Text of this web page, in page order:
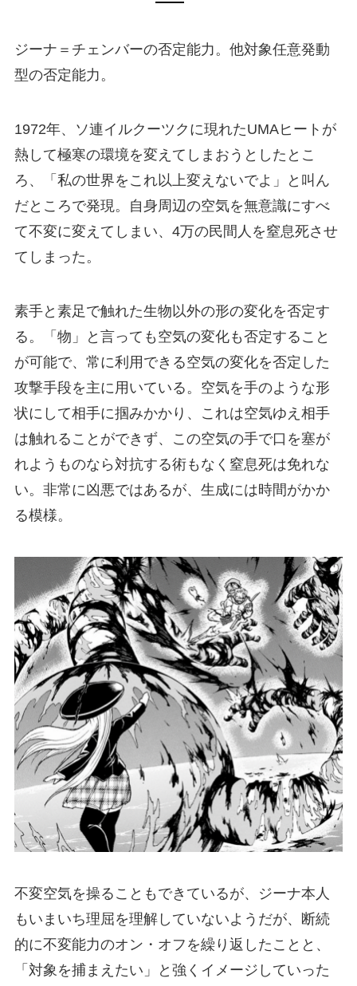
ジーナ＝チェンバーの否定能力。他対象任意発動
型の否定能力。
1972年、ソ連イルクーツクに現れたUMAヒートが
熱して極寒の環境を変えてしまおうとしたとこ
ろ、「私の世界をこれ以上変えないでよ」と叫ん
だところで発現。自身周辺の空気を無意識にすべ
て不変に変えてしまい、4万の民間人を窒息死させ
てしまった。
素手と素足で触れた生物以外の形の変化を否定す
る。「物」と言っても空気の変化も否定すること
が可能で、常に利用できる空気の変化を否定した
攻撃手段を主に用いている。空気を手のような形
状にして相手に掴みかかり、これは空気ゆえ相手
は触れることができず、この空気の手で口を塞が
れようものなら対抗する術もなく窒息死は免れな
い。非常に凶悪ではあるが、生成には時間がかか
る模様。
不変空気を操ることもできているが、ジーナ本人
もいまいち理屈を理解していないようだが、断続
的に不変能力のオン・オフを繰り返したことと、
「対象を捕まえたい」と強くイメージしていった